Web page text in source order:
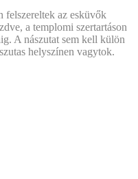
felszereltek az esküvők
a templomi szertartáson
A nászutat sem kell külön
helyszínen vagytok.